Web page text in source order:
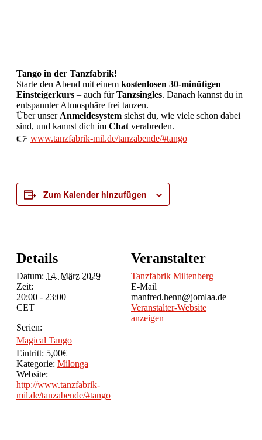
Tango in der Tanzfabrik!
Starte den Abend mit einem kostenlosen 30-minütigen
Einsteigerkurs – auch fürTanzsingles. Danach kannst du in
entspannter Atmosphäre frei tanzen.
Über unser Anmeldesystem siehst du, wie viele schon dabei
sind, und kannst dich im Chat verabreden.
👉 www.tanzfabrik-mil.de/tanzabende/#tango
Zum Kalender hinzufügen
Details
Datum: 14. März 2029
Zeit:
20:00 - 23:00
CET
Serien:
Magical Tango
Eintritt: 5,00€
Kategorie: Milonga
Website:
http://www.tanzfabrik-
mil.de/tanzabende/#tango
Veranstalter
Tanzfabrik Miltenberg
E-Mail
manfred.henn@jomlaa.de
Veranstalter-Website
anzeigen